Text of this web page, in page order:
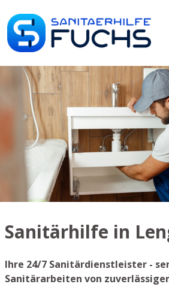
Sanitärhilfe in
Ihre 24/7 Sanitärdienstleister -
Sanitärarbeiten von